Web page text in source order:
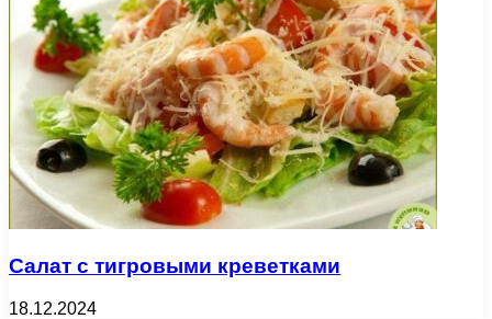
Салат с тигровыми креветками
18.12.2024